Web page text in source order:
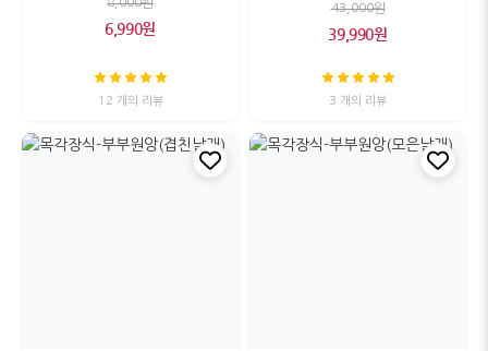
6,990원
12 개의 리뷰
43,000원
39,990원
3 개의 리뷰